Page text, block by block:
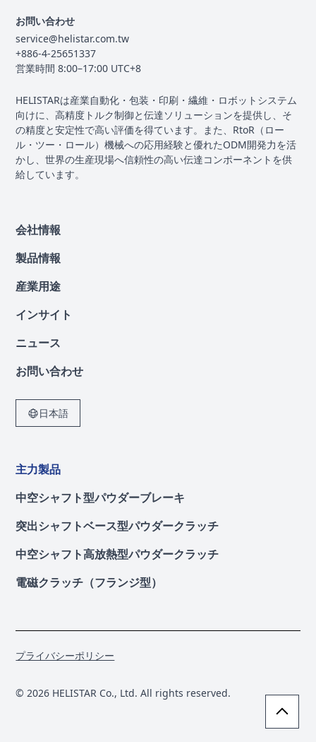
お問い合わせ
service@helistar.com.tw
+886-4-25651337
営業時間 8:00–17:00 UTC+8
HELISTARは産業自動化・包装・印刷・繊維・ロボットシステム
向けに、高精度トルク制御と伝達ソリューションを提供し、そ
の精度と安定性で高い評価を得ています。また、RtoR（ロー
ル・ツー・ロール）機械への応用経験と優れたODM開発力を活
かし、世界の生産現場へ信頼性の高い伝達コンポーネントを供
給しています。
会社情報
製品情報
産業用途
インサイト
ニュース
お問い合わせ
日本語
主力製品
中空シャフト型パウダーブレーキ
突出シャフトベース型パウダークラッチ
中空シャフト高放熱型パウダークラッチ
電磁クラッチ（フランジ型）
© 2026 HELISTAR Co., Ltd. All rights reserved.
プライバシーポリシー